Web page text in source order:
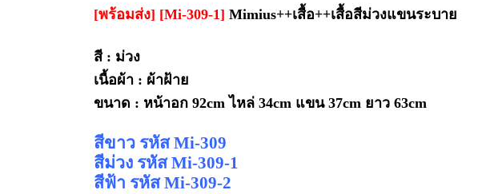
[พร้อมส่ง] [Mi-309-1] Mimius++เสื้อ++เสื้อสีม่วงแขนระบาย
สี : ม่วง
เนื้อผ้า : ผ้าฝ้าย
ขนาด : หน้าอก 92cm ไหล่ 34cm แขน 37cm ยาว 63cm
สีขาว รหัส Mi-309
สีม่วง รหัส Mi-309-1
สีฟ้า รหัส Mi-309-2